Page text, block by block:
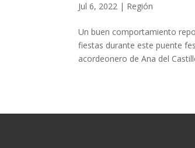
Jul 6, 2022 | Región
Un buen comportamiento
fiestas durante este puente
acordeonero de Ana del